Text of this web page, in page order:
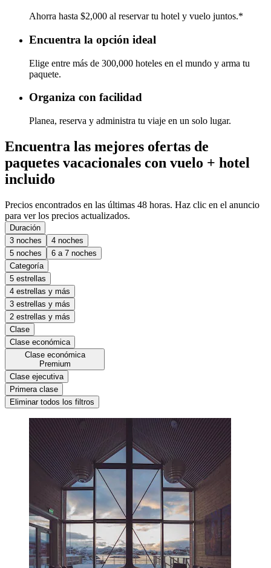
Ahorra hasta $2,000 al reservar tu hotel y vuelo juntos.*
Encuentra la opción ideal
Elige entre más de 300,000 hoteles en el mundo y arma tu
paquete.
Organiza con facilidad
Planea, reserva y administra tu viaje en un solo lugar.
Encuentra las mejores ofertas de
paquetes vacacionales con vuelo + hotel
incluido
Precios encontrados en las últimas 48 horas. Haz clic en el anuncio
para ver los precios actualizados.
Duración
3 noches
4 noches
5 noches
6 a 7 noches
Categoría
5 estrellas
4 estrellas y más
3 estrellas y más
2 estrellas y más
Clase
Clase económica
Clase económica
Premium
Clase ejecutiva
Primera clase
Eliminar todos los filtros